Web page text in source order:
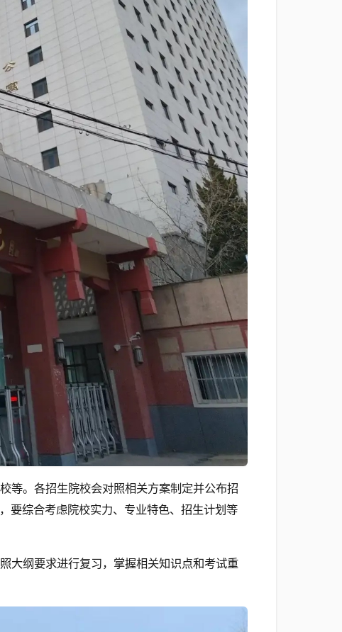
等。各招生院校会对照相关方案制定并公布招
要综合考虑院校实力、专业特色、招生计划等
大纲要求进行复习，掌握相关知识点和考试重